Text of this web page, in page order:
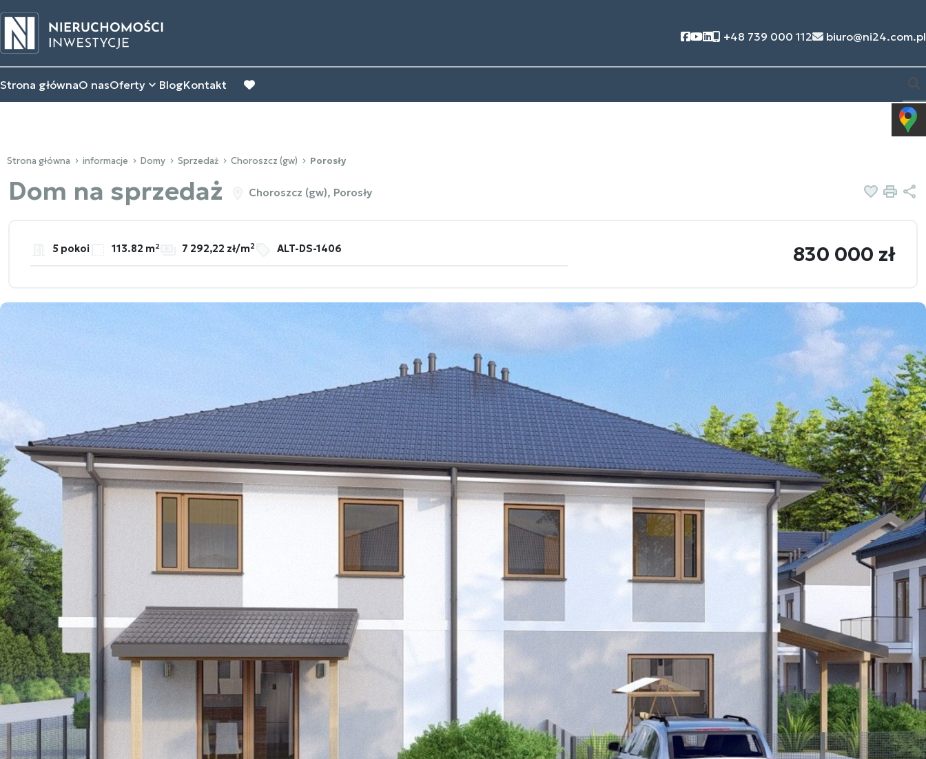
Social link
Social link
Social link
+48 739 000 112 biuro@ni24.com.pl
Strona głównaO nasOferty BlogKontakt
favorite
Strona główna informacje Domy Sprzedaż Choroszcz (gw) Porosły
Dom na sprzedaż Choroszcz (gw), Porosły Dodaj
5 pokoi 113.82 m² 7 292,22 zł/m2 ALT-DS-1406 830 000 zł